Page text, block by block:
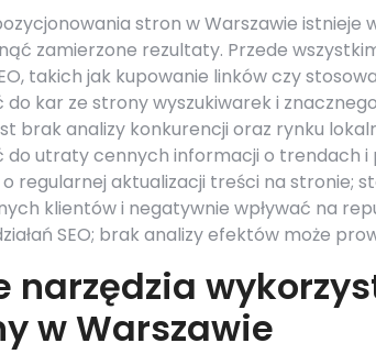
stron w Warszawie istnieje
zamierzone rezultaty. Przede
takich jak kupowanie linków czy
do kar ze strony wyszukiwarek i
brak analizy konkurencji oraz rynku
do utraty cennych informacji o trendach i
regularnej aktualizacji treści na stronie;
klientów i negatywnie wpływać na
SEO; brak analizy efektów może
narzędzia
w Warszawie